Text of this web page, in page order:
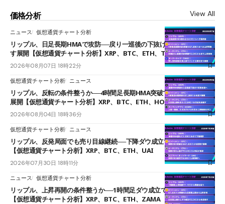
価格分析 View All
ニュース 仮想通貨チャート分析
リップル、日足長期HMAで攻防──戻り一巡後の下抜けで0.95ドルを試
す展開【仮想通貨チャート分析】XRP、BTC、ETH、TAKE
2026年08月07日 18時22分
仮想通貨チャート分析 ニュース
リップル、反転の条件整うか──4時間足長期HMA突破で雲下端を目指す
展開【仮想通貨チャート分析】XRP、BTC、ETH、HOME
2026年08月04日 18時36分
仮想通貨チャート分析 ニュース
リップル、反発局面でも売り目線継続──下降ダウ成立で下値追う展開
【仮想通貨チャート分析】XRP、BTC、ETH、UAI
2026年07月30日 18時11分
ニュース 仮想通貨チャート分析
リップル、上昇再開の条件整うか──1時間足ダウ成立で1.185ドルを狙う
【仮想通貨チャート分析】XRP、BTC、ETH、ZAMA